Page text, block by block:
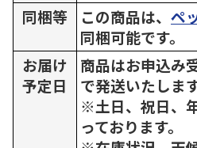
同梱等
この商品は、 ペ
同梱可能です。
お届け
予定日
商品はお申込み
で発送いたします
※土日、祝日、
っております。